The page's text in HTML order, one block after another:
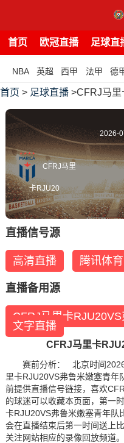
首页 欧冠直播 足球直
NBA 英超 西甲 法甲 德
首页 > 足球直播 >CFRJ马
CFRJ马里
卡RJU20
2026-
直播信号源
高清直播 腾讯体育
直播备用源
CFRJ马里卡
文字直播
CFRJ马里卡
赛前分析： 北京时间
里卡RJU20VS弗鲁米嫩塞青年
前提供直播信号链接，喜欢
的球迷可以收藏本页面，第一
卡RJU20VS弗鲁米嫩塞青年队
会在直播结束后第一时间送上
关注网站相应的录像回放频道。